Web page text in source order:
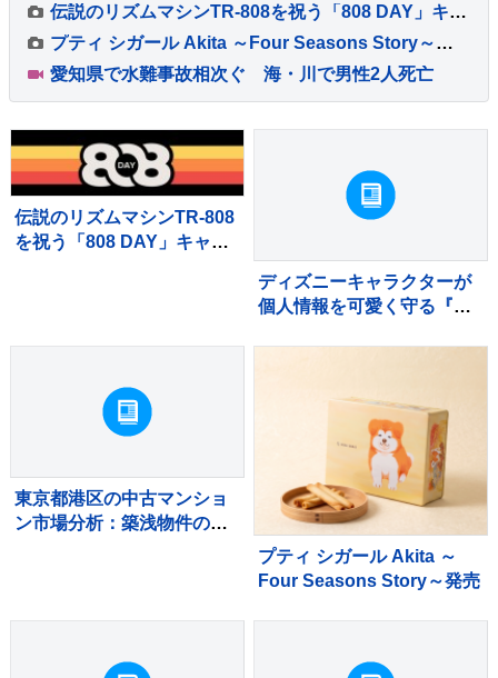
伝説のリズムマシンTR-808を祝う「808 DAY」キャンペーンが8月に開催
プティ シガール Akita ～Four Seasons Story～発売
愛知県で水難事故相次ぐ 海・川で男性2人死亡
伝説のリズムマシンTR-808
を祝う「808 DAY」キャン
ディズニーキャラクターが
個人情報を可愛く守る『カ
東京都港区の中古マンショ
ン市場分析：築浅物件の滞
プティ シガール Akita ～
Four Seasons Story～発売